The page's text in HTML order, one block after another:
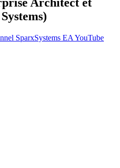
SparxSystems EA YouTube